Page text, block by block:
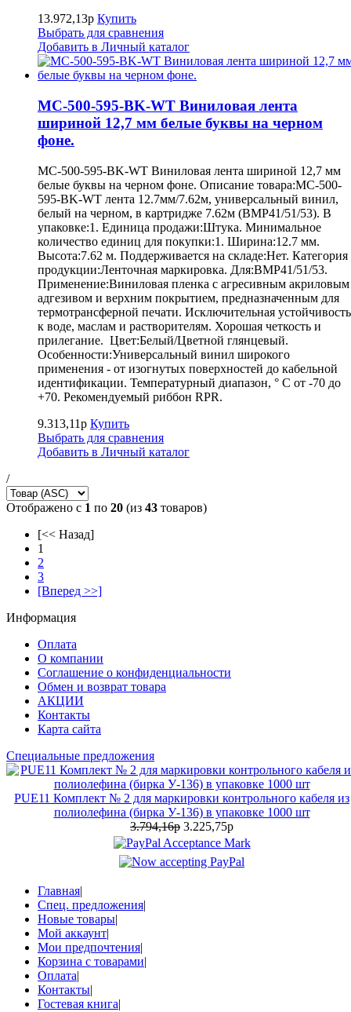
13.972,13р Купить
Выбрать для сравнения
Добавить в Личный каталог
MC-500-595-BK-WT Виниловая лента
шириной 12,7 мм белые буквы на черном
фоне.
MC-500-595-BK-WT Виниловая лента шириной 12,7 мм
белые буквы на черном фоне. Описание товара:MC-500-
595-BK-WT лента 12.7мм/7.62м, универсальный винил,
белый на черном, в картридже 7.62м (BMP41/51/53). В
упаковке:1. Единица продажи:Штука. Минимальное
количество единиц для покупки:1. Ширина:12.7 мм.
Высота:7.62 м. Поддерживается на складе:Нет. Категория
продукции:Ленточная маркировка. Для:BMP41/51/53.
Применение:Виниловая пленка с агресивным акриловым
адгезивом и верхним покрытием, предназначенным для
термотрансферной печати. Исключительная устойчивость
к воде, маслам и растворителям. Хорошая четкость и
прилегание. Цвет:Белый/Цветной глянцевый.
Особенности:Универсальный винил широкого
применения - от изогнутых поверхностей до кабельной
идентификации. Температурный диапазон, ° С от -70 до
+70. Рекомендуемый риббон RPR.
9.313,11р Купить
Выбрать для сравнения
Добавить в Личный каталог
/
Отображено с 1 по 20 (из 43 товаров)
[<< Назад]
1
2
3
[Вперед >>]
Информация
Оплата
О компании
Соглашение о конфиденциальности
Обмен и возврат товара
АКЦИИ
Контакты
Карта сайта
Специальные предложения
PUE11 Комплект № 2 для маркировки контрольного кабеля из
полиолефина (бирка У-136) в упаковке 1000 шт
3.794,16р 3.225,75р
Главная|
Спец. предложения|
Новые товары|
Мой аккаунт|
Мои предпочтения|
Корзина с товарами|
Оплата|
Контакты|
Гостевая книга|